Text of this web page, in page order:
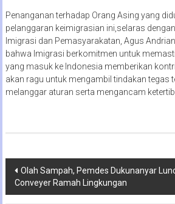
Penanganan terhadap Orang Asing yang
pelanggaran keimigrasian ini,selaras
Imigrasi dan Pemasyarakatan, Agus
bahwa Imigrasi berkomitmen untuk
yang masuk ke Indonesia memberikan
akan ragu untuk mengambil tindakan tegas
melanggar aturan serta mengancam
Navigasi
pos
Olah Sampah, Pemdes Dukunanyar
Conveyer Ramah Lingkungan